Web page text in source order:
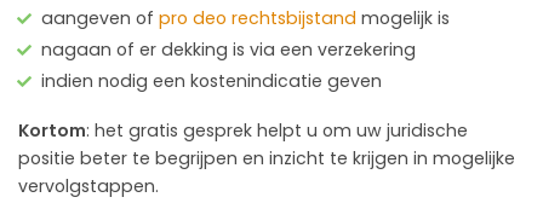
aangeven of pro deo rechtsbijstand mogelijk is
nagaan of er dekking is via een verzekering
indien nodig een kostenindicatie geven
Kortom: het gratis gesprek helpt u om uw juridische
positie beter te begrijpen en inzicht te krijgen in mogelijke
vervolgstappen.